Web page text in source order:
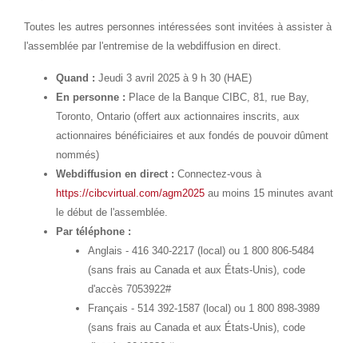
Toutes les autres personnes intéressées sont invitées à assister à
l'assemblée par l'entremise de la webdiffusion en direct.
Quand : Jeudi 3 avril 2025 à 9 h 30 (HAE)
En personne : Place de la Banque CIBC, 81, rue Bay,
Toronto, Ontario (offert aux actionnaires inscrits, aux
actionnaires bénéficiaires et aux fondés de pouvoir dûment
nommés)
Webdiffusion en direct : Connectez-vous à
https://cibcvirtual.com/agm2025 au moins 15 minutes avant
le début de l'assemblée.
Par téléphone :
Anglais - 416 340-2217 (local) ou 1 800 806-5484
(sans frais auCanadaet aux États-Unis), code
d'accès 7053922#
Français - 514 392-1587 (local) ou 1 800 898-3989
(sans frais auCanadaet aux États-Unis), code